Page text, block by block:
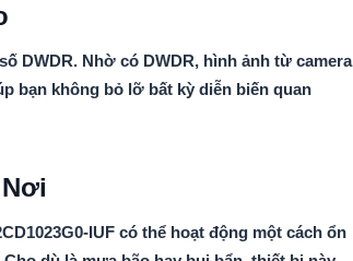
DWDR. Nhờ có DWDR, hình ảnh từ camera
bạn không bỏ lỡ bất kỳ diễn biến quan
IUF có thể hoạt động một cách ổn